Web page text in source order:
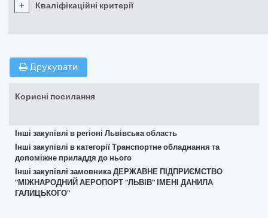
+ Кваліфікаційні критерії
Друкувати
Корисні посилання
Інші закупівлі в регіоні Львівська область
Інші закупівлі в категорії Транспортне обладнання та
допоміжне приладдя до нього
Інші закупівлі замовника ДЕРЖАВНЕ ПІДПРИЄМСТВО
"МІЖНАРОДНИЙ АЕРОПОРТ "ЛЬВІВ" ІМЕНІ ДАНИЛА
ГАЛИЦЬКОГО"